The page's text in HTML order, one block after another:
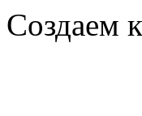
Создаем